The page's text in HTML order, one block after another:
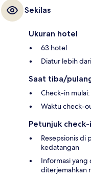
Sekilas
Ukuran hotel
63 hotel
Diatur lebih
Saat tiba/
Check-in
Waktu check-
Petunjuk check-
Resepsionis di
kedatangan
Informasi
diterjemahkan